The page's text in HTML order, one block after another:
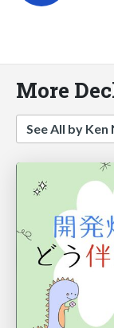
More
See All by Ken